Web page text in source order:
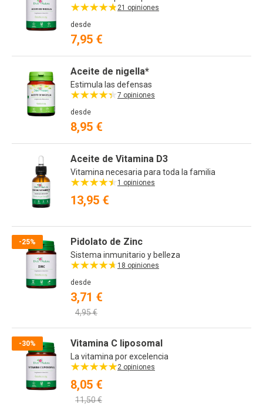
21 opiniones
desde
7,95 €
Aceite de nigella*
Estimula las defensas
7 opiniones
desde
8,95 €
Aceite de Vitamina D3
Vitamina necesaria para toda la familia
1 opiniones
13,95 €
-25% Pidolato de Zinc
Sistema inmunitario y belleza
18 opiniones
desde
3,71 €
4,95 €
-30% Vitamina C liposomal
La vitamina por excelencia
2 opiniones
8,05 €
11,50 €